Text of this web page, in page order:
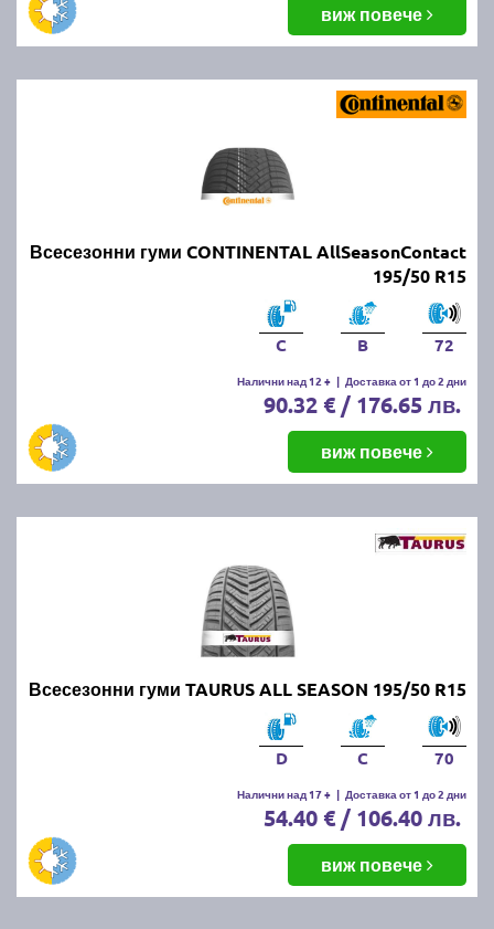
виж повече
Всесезонни гуми CONTINENTAL AllSeasonContact
195/50 R15
C B 72
Налични над 12 + | Доставка от 1 до 2 дни
90.32 € / 176.65 лв.
виж повече
Всесезонни гуми TAURUS ALL SEASON 195/50 R15
D C 70
Налични над 17 + | Доставка от 1 до 2 дни
54.40 € / 106.40 лв.
виж повече